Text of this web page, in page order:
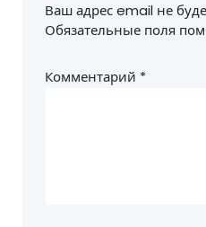
Ваш адрес email не
Обязательные поля
Комментарий *